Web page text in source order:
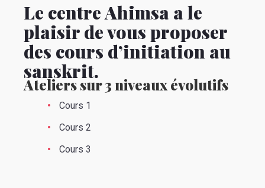
Le centre Ahimsa a le
plaisir de vous proposer
des cours d’initiation au
sanskrit.
Ateliers sur 3 niveaux évolutifs
Cours 1
Cours 2
Cours 3